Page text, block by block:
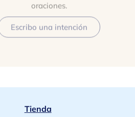
oraciones.
Escribo una intención
Tienda